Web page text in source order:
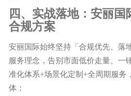
四、实战落地：安丽国
合规方案
安丽国际始终坚持「合规优先、落
服务理念，告别市面低价走量、一
准化体系+场景化定制+全周期服务
体：